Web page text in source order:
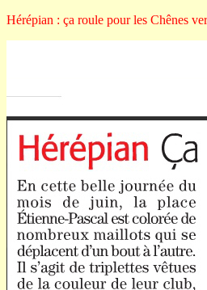
Hérépian : ça roule pour les Chênes